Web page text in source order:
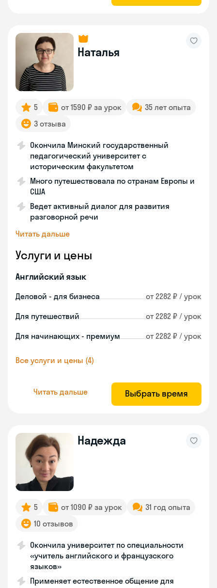
Наталья
5 от 1590 ₽ за урок
35 лет опыта
3 отзыва
Окончила Минский государственный
педагогический университет с
историческим факультетом
Много путешествовала по странам Европы и
США
Ведет активный диалог для развития
разговорной речи
Читать дальше
Услуги и цены
Английский язык
Деловой - для бизнеса от 2282 ₽ / урок
Для путешествий от 2282 ₽ / урок
Для начинающих - премиум от 2282 ₽ / урок
Все услуги и цены (4)
Читать дальше Выбрать время
Надежда
5 от 1090 ₽ за урок
31 год опыта
10 отзывов
Окончила университет по специальности
«учитель английского и французского
языков»
Применяет естественное общение для